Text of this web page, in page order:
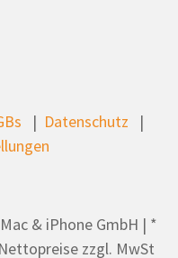
| Datenschutz |
& iPhone GmbH | *
zzgl. MwSt